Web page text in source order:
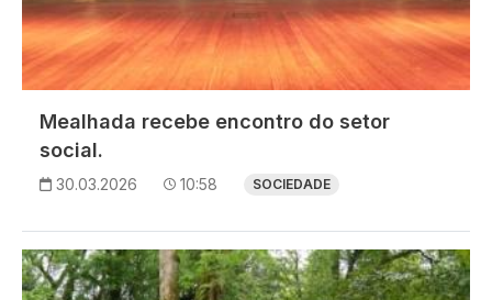
Mealhada recebe encontro do setor
social.
30.03.2026 10:58 SOCIEDADE
Imagem